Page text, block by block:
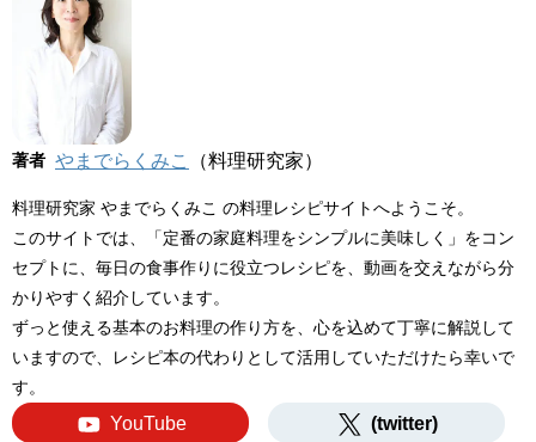
著者 やまでらくみこ （料理研究家）
料理研究家 やまでらくみこ の料理レシピサイトへようこそ。
このサイトでは、「定番の家庭料理をシンプルに美味しく」をコン
セプトに、毎日の食事作りに役立つレシピを、動画を交えながら分
かりやすく紹介しています。
ずっと使える基本のお料理の作り方を、心を込めて丁寧に解説して
いますので、レシピ本の代わりとして活用していただけたら幸いで
す。
YouTube (twitter)